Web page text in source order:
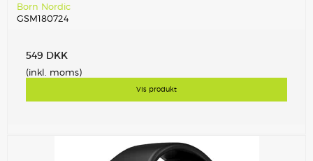
Born Nordic
GSM180724
549 DKK
(inkl. moms)
Vis produkt